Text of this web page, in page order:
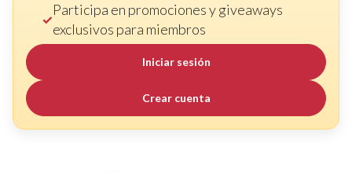
Participa en promociones y giveaways
exclusivos para miembros
Iniciar sesión
Crear cuenta